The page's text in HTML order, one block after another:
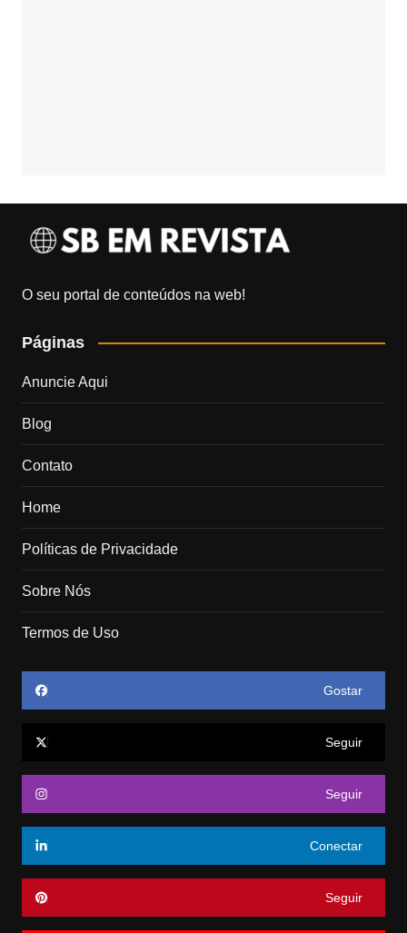
O seu portal de conteúdos na web!
Páginas
Anuncie Aqui
Blog
Contato
Home
Políticas de Privacidade
Sobre Nós
Termos de Uso
Gostar
Seguir
Seguir
Conectar
Seguir